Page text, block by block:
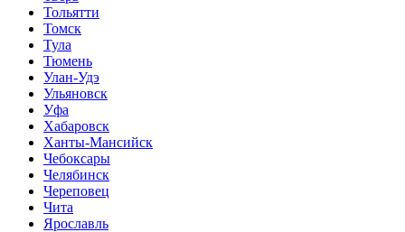
Тольятти
Томск
Тула
Тюмень
Улан-Удэ
Ульяновск
Уфа
Хабаровск
Ханты-Мансийск
Чебоксары
Челябинск
Череповец
Чита
Ярославль